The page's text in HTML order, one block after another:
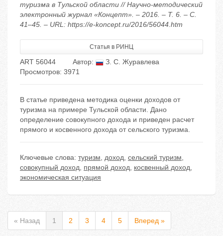
туризма в Тульской области // Научно-методический
электронный журнал «Концепт». – 2016. – Т. 6. – С.
41–45. – URL: https://e-koncept.ru/2016/56044.htm
Статья в РИНЦ
ART 56044 Автор:
З. С. Журавлева
Просмотров: 3971
В статье приведена методика оценки доходов от
туризма на примере Тульской области. Дано
определение совокупного дохода и приведен расчет
прямого и косвенного дохода от сельского туризма.
Ключевые слова: туризм, доход, сельский туризм,
совокупный доход, прямой доход, косвенный доход,
экономическая ситуация
« Назад 1 2 3 4 5 Вперед »